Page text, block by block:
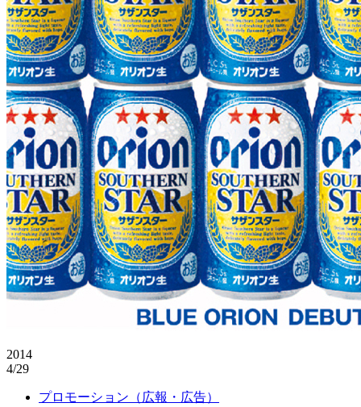
2014
4/29
プロモーション（広報・広告）